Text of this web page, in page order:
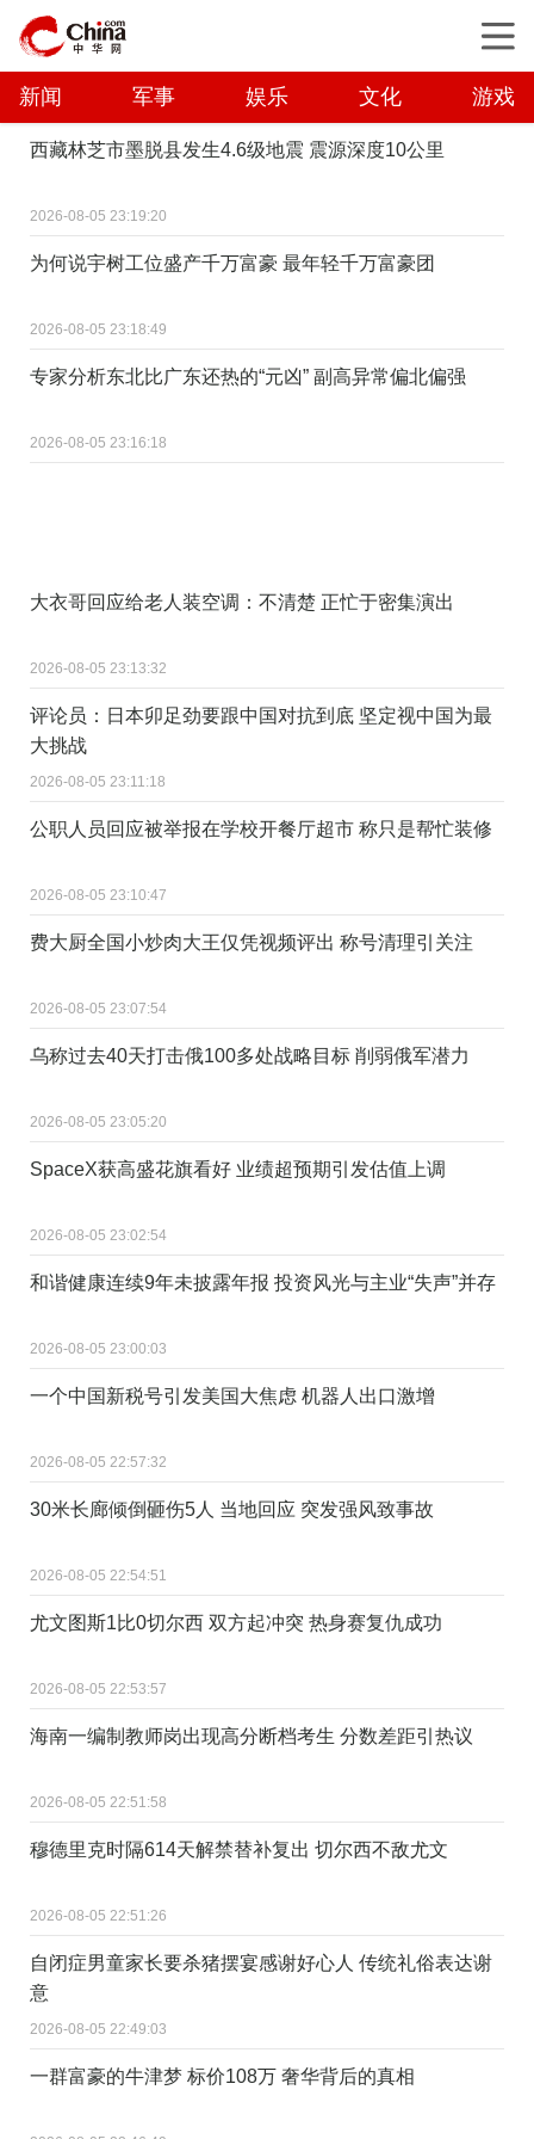
新闻 军事 娱乐 文化 游戏
西藏林芝市墨脱县发生4.6级地震 震源深度10公里
2026-08-05 23:19:20
为何说宇树工位盛产千万富豪 最年轻千万富豪团
2026-08-05 23:18:49
专家分析东北比广东还热的“元凶” 副高异常偏北偏强
2026-08-05 23:16:18
大衣哥回应给老人装空调：不清楚 正忙于密集演出
2026-08-05 23:13:32
评论员：日本卯足劲要跟中国对抗到底 坚定视中国为最
大挑战
2026-08-05 23:11:18
公职人员回应被举报在学校开餐厅超市 称只是帮忙装修
2026-08-05 23:10:47
费大厨全国小炒肉大王仅凭视频评出 称号清理引关注
2026-08-05 23:07:54
乌称过去40天打击俄100多处战略目标 削弱俄军潜力
2026-08-05 23:05:20
SpaceX获高盛花旗看好 业绩超预期引发估值上调
2026-08-05 23:02:54
和谐健康连续9年未披露年报 投资风光与主业“失声”并存
2026-08-05 23:00:03
一个中国新税号引发美国大焦虑 机器人出口激增
2026-08-05 22:57:32
30米长廊倾倒砸伤5人 当地回应 突发强风致事故
2026-08-05 22:54:51
尤文图斯1比0切尔西 双方起冲突 热身赛复仇成功
2026-08-05 22:53:57
海南一编制教师岗出现高分断档考生 分数差距引热议
2026-08-05 22:51:58
穆德里克时隔614天解禁替补复出 切尔西不敌尤文
2026-08-05 22:51:26
自闭症男童家长要杀猪摆宴感谢好心人 传统礼俗表达谢
意
2026-08-05 22:49:03
一群富豪的牛津梦 标价108万 奢华背后的真相